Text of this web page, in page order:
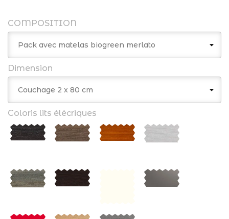
COMPOSITION
Dimension
Coloris lits élécriques